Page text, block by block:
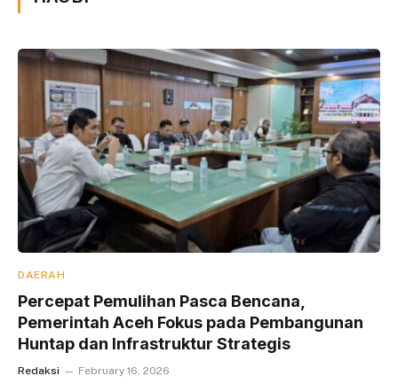
DAERAH
Percepat Pemulihan Pasca Bencana,
Pemerintah Aceh Fokus pada Pembangunan
Huntap dan Infrastruktur Strategis
Redaksi February 16, 2026